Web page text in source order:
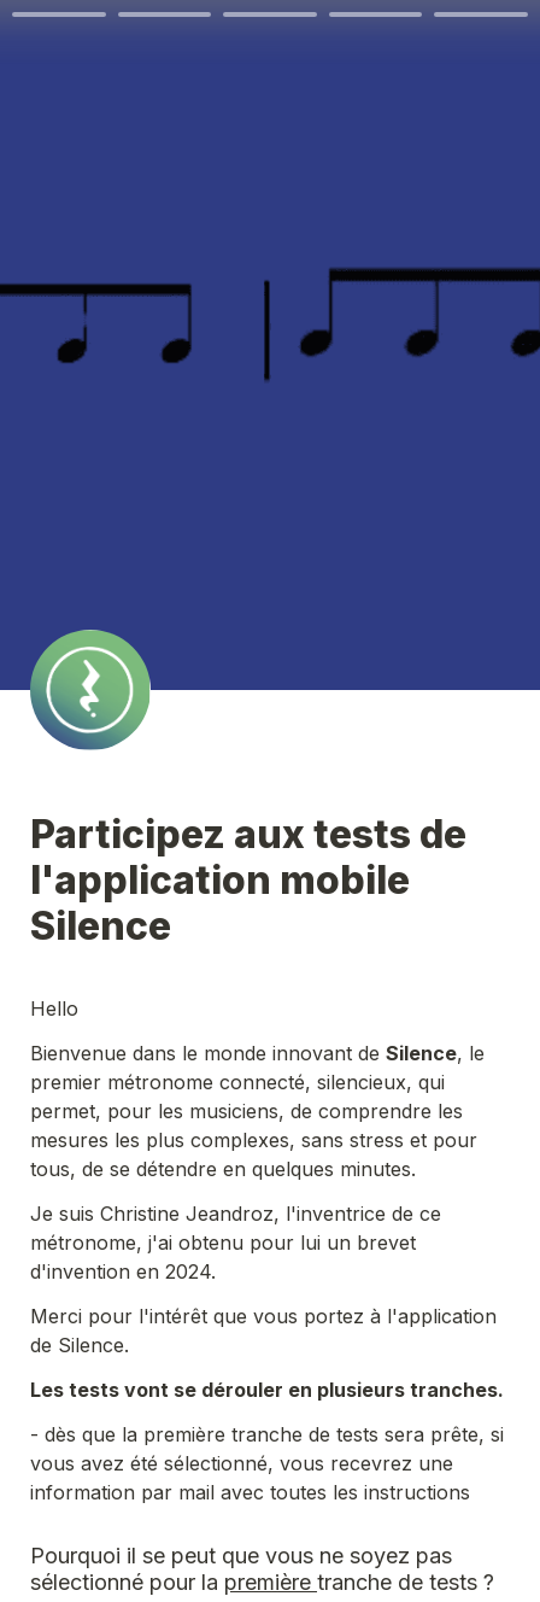
Participez aux tests de
l'application mobile
Silence
Hello
Bienvenue dans le monde innovant de Silence, le
premier métronome connecté, silencieux, qui
permet, pour les musiciens, de comprendre les
mesures les plus complexes, sans stress et pour
tous, de se détendre en quelques minutes.
Je suis Christine Jeandroz, l'inventrice de ce
métronome, j'ai obtenu pour lui un brevet
d'invention en 2024.
Merci pour l'intérêt que vous portez à l'application
de Silence.
Les tests vont se dérouler en plusieurs tranches.
- dès que la première tranche de tests sera prête, si
vous avez été sélectionné, vous recevrez une
information par mail avec toutes les instructions
Pourquoi il se peut que vous ne soyez pas
sélectionné pour la première tranche de tests ?